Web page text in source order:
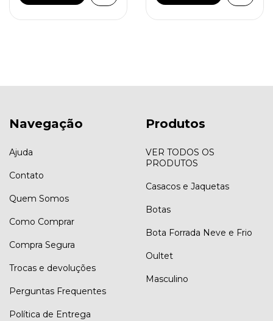
Navegação
Ajuda
Contato
Quem Somos
Como Comprar
Compra Segura
Trocas e devoluções
Perguntas Frequentes
Política de Entrega
Produtos
VER TODOS OS
PRODUTOS
Casacos e Jaquetas
Botas
Bota Forrada Neve e Frio
Oultet
Masculino